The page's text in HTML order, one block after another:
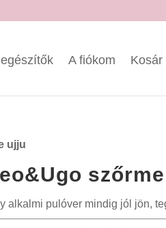
A fiókom Kosár
ujju
alkalmi pulóver mindig jól jön,